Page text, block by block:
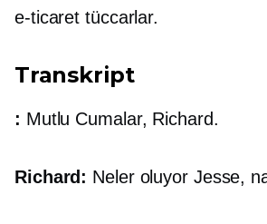
e-ticaret tüccarlar.
Transkript
: Mutlu Cumalar, Richard.
Richard: Neler oluyor Jesse,